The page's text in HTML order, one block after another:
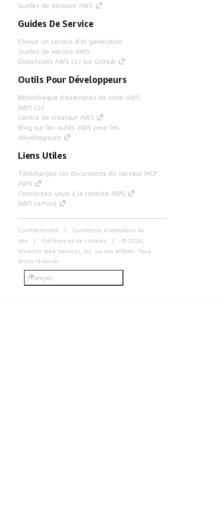
Guides de décision AWS
Guides De Service
Choisir un service d'IA générative
Guides de service AWS
Didacticiels AWS CLI sur GitHub
Outils Pour Développeurs
Bibliothèque d'exemples de code AWS
AWS CLI
Centre de créateur AWS
Blog sur les outils AWS pour les
développeurs
Liens Utiles
Téléchargez les documents du serveur MCP
AWS
Connectez-vous à la console AWS
AWS re:Post
Confidentialité
Conditions d'utilisation du
site
Préférences de cookies
© 2026,
Amazon Web Services, Inc. ou ses affiliés. Tous
droits réservés.
Français